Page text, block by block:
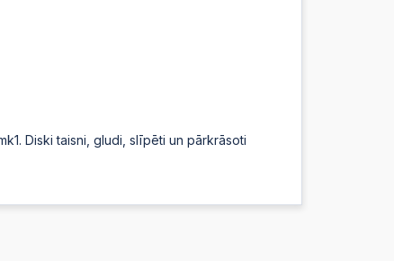
Diski taisni, gludi, slīpēti un pārkrāsoti